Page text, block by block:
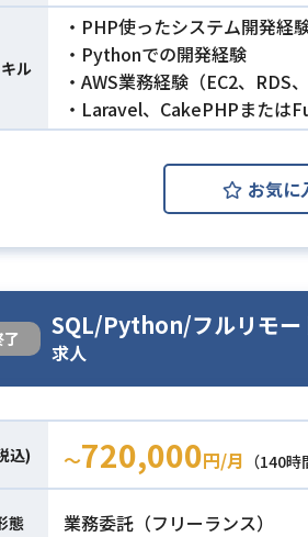
ル
・PHP使ったシステム開発経
・Pythonでの開発経験
・AWS業務経験（EC2、RDS
・Laravel、CakePHPまたは
お気に
SQL/Python/フルリモー
求人
込) 〜720,000円/月 （140時
態 業務委託（フリーランス）